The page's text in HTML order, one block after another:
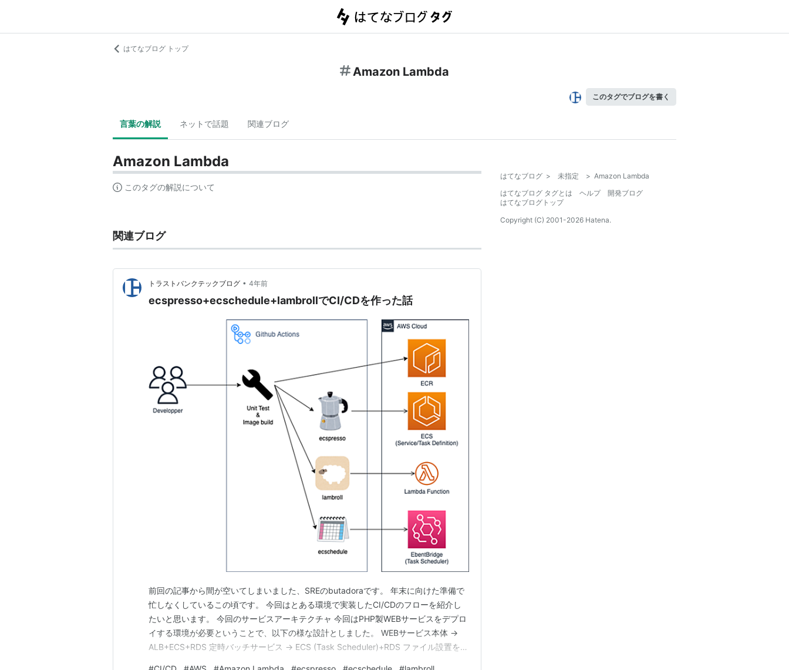
はてなブログ トップ
Amazon Lambda
このタグでブログを書く
言葉の解説 ネットで話題 関連ブログ
Amazon Lambda
このタグの解説について
関連ブログ
トラストバンクテックブログ • 4年前
ecspresso+ecschedule+lambrollでCI/CDを作った話
前回の記事から間が空いてしまいました、SREのbutadoraです。 年末に向けた準備で
忙しなくしているこの頃です。 今回はとある環境で実装したCI/CDのフローを紹介し
たいと思います。 今回のサービスアーキテクチャ 今回はPHP製WEBサービスをデプロ
イする環境が必要ということで、以下の様な設計としました。 WEBサービス本体 →
ALB+ECS+RDS 定時バッチサービス → ECS (Task Scheduler)+RDS ファイル設置をト
はてなブログ > 未指定 > Amazon Lambda
はてなブログ タグとは
ヘルプ
開発ブログ
はてなブログトップ
Copyright (C) 2001-2026 Hatena.